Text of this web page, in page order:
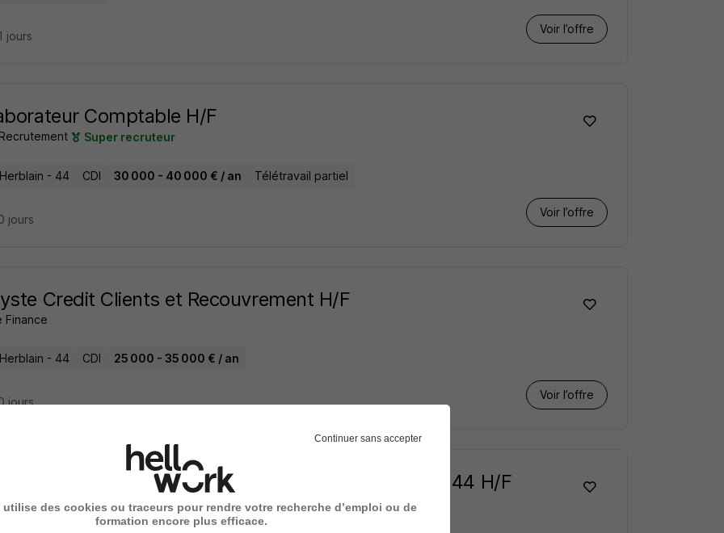
Voir l’offre
jours
Comptable H/F
Super recruteur
- 44 CDI 30 000 - 40 000 € / an Télétravail partiel
Voir l’offre
jours
Credit Clients et Recouvrement H/F
Finance
- 44 CDI 25 000 - 35 000 € / an
Voir l’offre
jours
Mandataire en Prêts Immobiliers Saint-Herblain 44 H/F
Continuer sans accepter
utilise des cookies ou traceurs pour rendre votre recherche d’emploi ou de
formation encore plus efficace.